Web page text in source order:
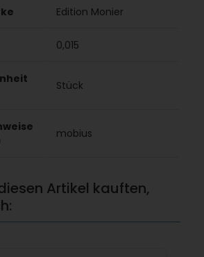
Edition Monier
0,015
Stück
mobius
Artikel kauften,